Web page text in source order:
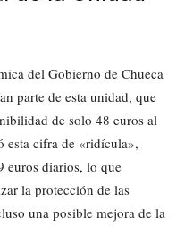
del Gobierno de Chueca
parte de esta unidad, que
de solo 48 euros al
esta cifra de «ridícula»,
euros diarios, lo que
la protección de las
una posible mejora de la